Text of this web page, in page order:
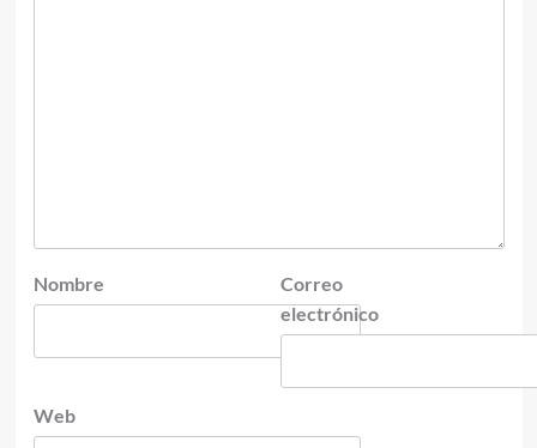
Nombre
Correo
electrónico
Web